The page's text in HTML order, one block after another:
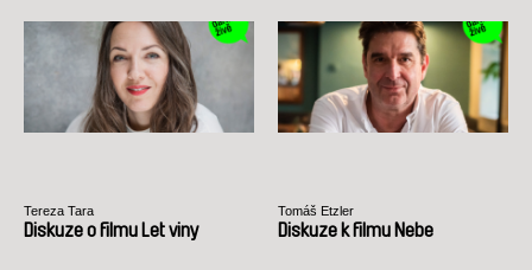
Tereza Tara
Diskuze o filmu Let viny
Tomáš Etzler
Diskuze k filmu Nebe